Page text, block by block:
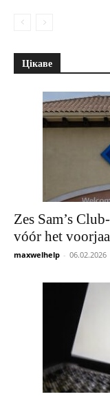
Цікаве
Zes Sam’s
vóór het
maxwelhelp - 06.02.2026